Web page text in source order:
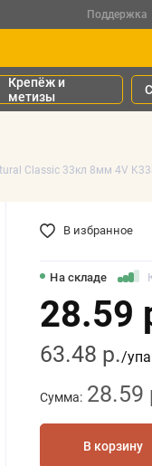
Поддержка
Крепёж и
метизы
Classic 33кл 8мм 4V
На складе
28.59
63.48 р./
Сумма: 28.59
В корзину
В избранное